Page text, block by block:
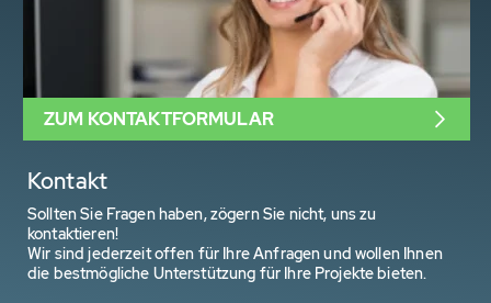
Kontakt
Sollten Sie Fragen haben, zögern Sie nicht, uns zu
kontaktieren!
Wir sind jederzeit offen für Ihre Anfragen und wollen Ihnen
die bestmögliche Unterstützung für Ihre Projekte bieten.
ZUM KONTAKTFORMULAR